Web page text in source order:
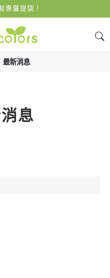
專屬提袋！
最新消息
息